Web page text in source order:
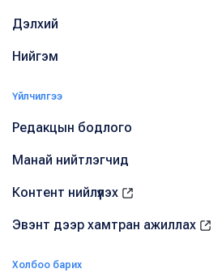
Дэлхий
Нийгэм
Үйлчилгээ
Редакцын бодлого
Манай нийтлэгчид
Контент нийлүүлэх
Эвэнт дээр хамтран ажиллах
Холбоо барих